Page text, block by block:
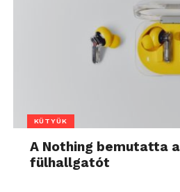
KÜTYÜK
A Nothing bemutatta
fülhallgatót